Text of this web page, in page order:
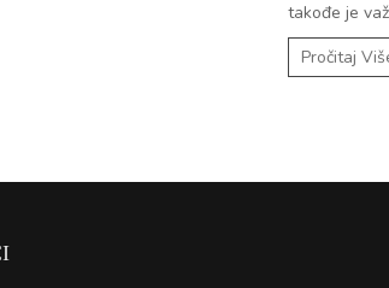
takođe je
Pročitaj